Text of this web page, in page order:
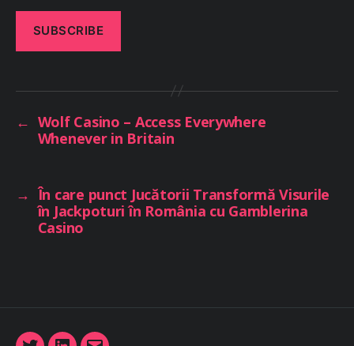
← Wolf Casino – Access Everywhere
Whenever in Britain
→ În care punct Jucătorii Transformă Visurile
în Jackpoturi în România cu Gamblerina
Casino